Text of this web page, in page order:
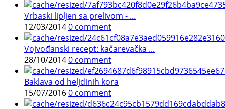
Vrbaski lipljen sa prelivom - ...
12/03/20140 comment
Vojvođanski recept: kačarevačka ...
28/10/20140 comment
Baklava od heljdinih kora
15/07/20160 comment